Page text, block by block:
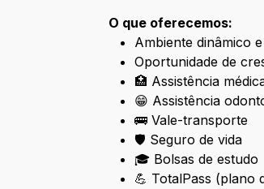
O que oferecemos:
Ambiente dinâmico
Oportunidade de
🏥 Assistência
😁 Assistência
🚌 Vale-transporte
🛡️ Seguro de vida
🎓 Bolsas de estudo
💪 TotalPass (plano